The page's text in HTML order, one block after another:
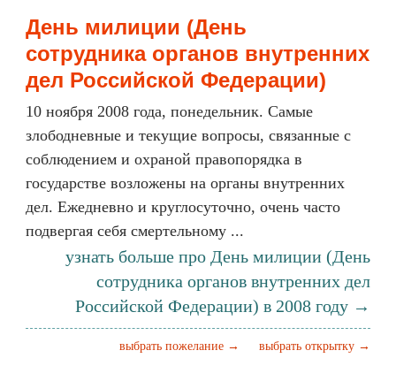
День милиции (День
сотрудника органов внутренних
дел Российской Федерации)
10 ноября 2008 года, понедельник. Самые
злободневные и текущие вопросы, связанные с
соблюдением и охраной правопорядка в
государстве возложены на органы внутренних
дел. Ежедневно и круглосуточно, очень часто
подвергая себя смертельному ...
узнать больше про День милиции (День
сотрудника органов внутренних дел
Российской Федерации) в 2008 году →
выбрать открытку →
выбрать пожелание →